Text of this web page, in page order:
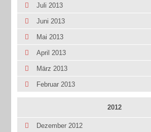
Juli 2013
Juni 2013
Mai 2013
April 2013
März 2013
Februar 2013
2012
Dezember 2012